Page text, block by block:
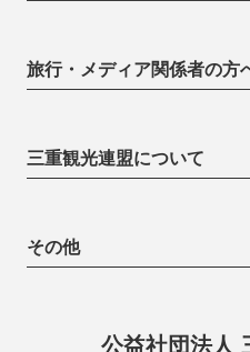
旅行・メディア関係者の方
三重観光連盟について
その他
公益社団法人